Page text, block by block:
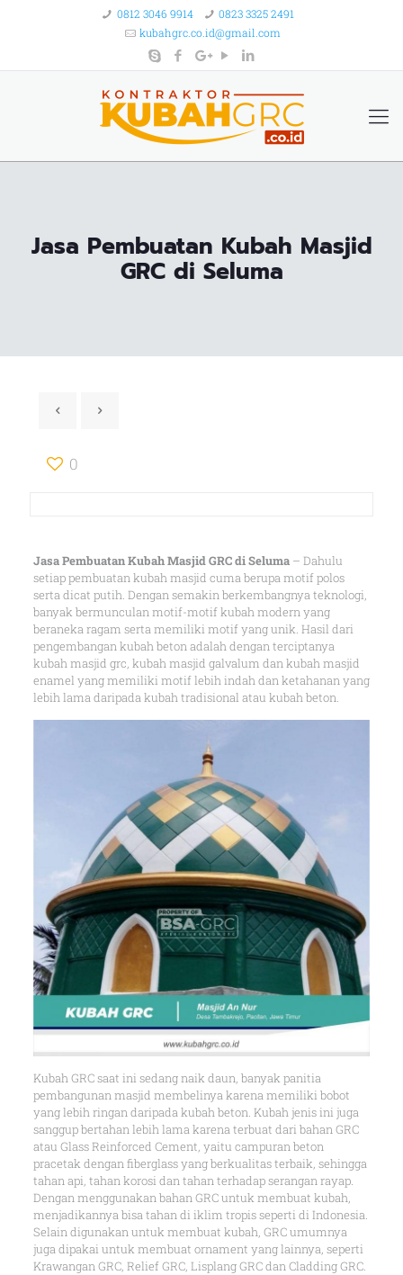
0812 3046 9914
0823 3325 2491
kubahgrc.co.id@gmail.com
Jasa Pembuatan Kubah Masjid
GRC di Seluma
0
Jasa Pembuatan Kubah Masjid GRC di Seluma– Dahulu
setiap pembuatan kubah masjid cuma berupa motif polos
serta dicat putih. Dengan semakin berkembangnya teknologi,
banyak bermunculan motif-motif kubah modern yang
beraneka ragam serta memiliki motif yang unik. Hasil dari
pengembangan kubah beton adalah dengan terciptanya
kubah masjid grc, kubah masjid galvalum dan kubah masjid
enamel yang memiliki motif lebih indah dan ketahanan yang
lebih lama daripada kubah tradisional atau kubah beton.
Kubah GRC saat ini sedang naik daun, banyak panitia
pembangunan masjid membelinya karena memiliki bobot
yang lebih ringan daripada kubah beton. Kubah jenis ini juga
sanggup bertahan lebih lama karena terbuat dari bahan GRC
atau Glass Reinforced Cement, yaitu campuran beton
pracetak dengan fiberglass yang berkualitas terbaik, sehingga
tahan api, tahan korosi dan tahan terhadap serangan rayap.
Dengan menggunakan bahan GRC untuk membuat kubah,
menjadikannya bisa tahan di iklim tropis seperti di Indonesia.
Selain digunakan untuk membuat kubah, GRC umumnya
juga dipakai untuk membuat ornament yang lainnya, seperti
Krawangan GRC, Relief GRC, Lisplang GRC dan Cladding GRC.